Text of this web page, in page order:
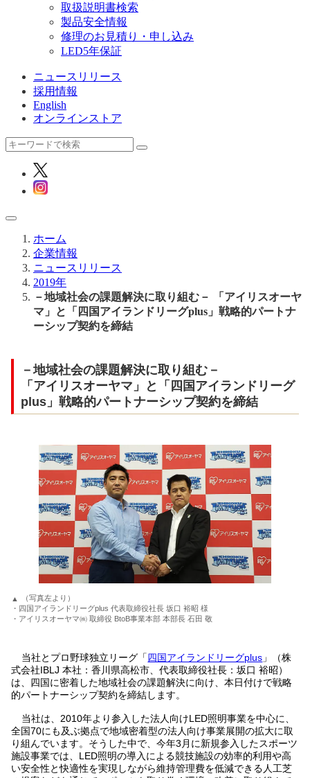
取扱説明書検索
製品安全情報
修理のお見積り・申し込み
LED5年保証
ニュースリリース
採用情報
English
オンラインストア
ホーム
企業情報
ニュースリリース
2019年
－地域社会の課題解決に取り組む－ 「アイリスオーヤ
マ」と「四国アイランドリーグplus」戦略的パートナ
ーシップ契約を締結
－地域社会の課題解決に取り組む－
「アイリスオーヤマ」と「四国アイランドリーグ
plus」戦略的パートナーシップ契約を締結
（写真左より）
・四国アイランドリーグplus 代表取締役社長 坂口 裕昭 様
・アイリスオーヤマ㈱ 取締役 BtoB事業本部 本部長 石田 敬
当社とプロ野球独立リーグ「四国アイランドリーグplus 」（株
式会社IBLJ 本社：香川県高松市、代表取締役社長：坂口 裕昭）
は、四国に密着した地域社会の課題解決に向け、本日付けで戦略
的パートナーシップ契約を締結します。
当社は、2010年より参入した法人向けLED照明事業を中心に、
全国70にも及ぶ拠点で地域密着型の法人向け事業展開の拡大に取
り組んでいます。そうした中で、今年3月に新規参入したスポーツ
施設事業では、LED照明の導入による競技施設の効率的利用や高
い安全性と快適性を実現しながら維持管理費を低減できる人工芝